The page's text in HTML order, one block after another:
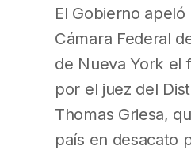
El Gobierno apeló
Cámara Federal
de Nueva York el
por el juez del
Thomas Griesa,
país en desacato